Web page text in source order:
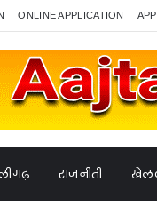
ONLINE APPLICATION
राजनीती